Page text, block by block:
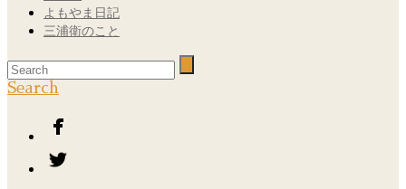
よもやま日記
三浦衛のこと
Search